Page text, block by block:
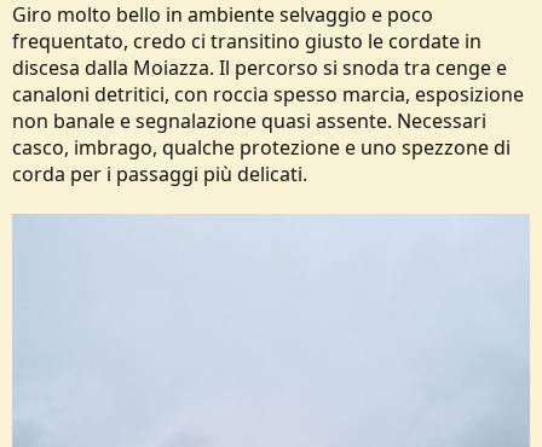
Giro molto bello in ambiente selvaggio e poco
frequentato, credo ci transitino giusto le cordate in
discesa dalla Moiazza. Il percorso si snoda tra cenge e
canaloni detritici, con roccia spesso marcia, esposizione
non banale e segnalazione quasi assente. Necessari
casco, imbrago, qualche protezione e uno spezzone di
corda per i passaggi più delicati.